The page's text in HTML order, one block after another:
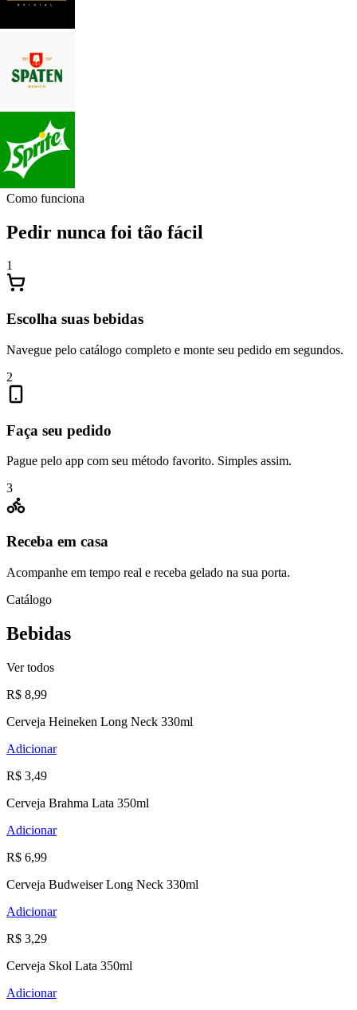
Como funciona
Pedir nunca foi tão fácil
1
Escolha suas bebidas
Navegue pelo catálogo completo e monte seu pedido em segundos.
2
Faça seu pedido
Pague pelo app com seu método favorito. Simples assim.
3
Receba em casa
Acompanhe em tempo real e receba gelado na sua porta.
Catálogo
Bebidas
Ver todos
R$ 8,99
Cerveja Heineken Long Neck 330ml
Adicionar
R$ 3,49
Cerveja Brahma Lata 350ml
Adicionar
R$ 6,99
Cerveja Budweiser Long Neck 330ml
Adicionar
R$ 3,29
Cerveja Skol Lata 350ml
Adicionar